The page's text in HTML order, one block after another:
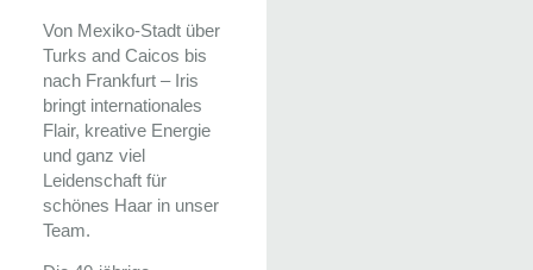
Von Mexiko-Stadt über
Turks and Caicos bis
nach Frankfurt – Iris
bringt internationales
Flair, kreative Energie
und ganz viel
Leidenschaft für
schönes Haar in unser
Team.